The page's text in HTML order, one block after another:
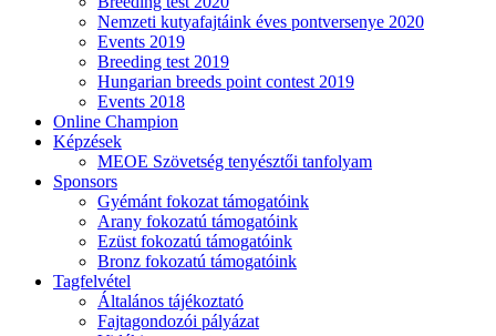
Nemzeti kutyafajtáink éves pontversenye 2020
Events 2019
Breeding test 2019
Hungarian breeds point contest 2019
Events 2018
Online Champion
Képzések
MEOE Szövetség tenyésztői tanfolyam
Sponsors
Gyémánt fokozat támogatóink
Arany fokozatú támogatóink
Ezüst fokozatú támogatóink
Bronz fokozatú támogatóink
Tagfelvétel
Általános tájékoztató
Fajtagondozói pályázat